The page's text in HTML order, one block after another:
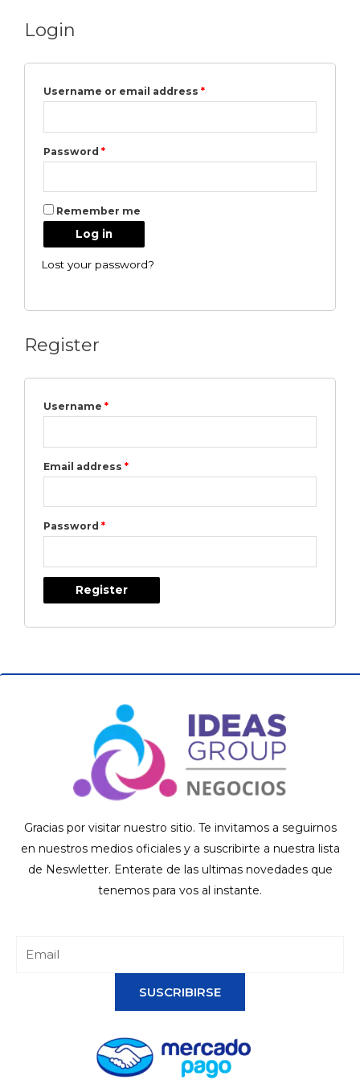
Login
Username or email address *
Password *
Remember me
Log in
Lost your password?
Register
Username *
Email address *
Password *
Register
Gracias por visitar nuestro sitio. Te invitamos a seguirnos
en nuestros medios oficiales y a suscribirte a nuestra lista
de Neswletter. Enterate de las ultimas novedades que
tenemos para vos al instante.
SUSCRIBIRSE